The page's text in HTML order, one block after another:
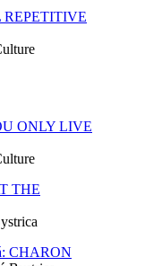
REPETITIVE
ONLY LIVE
THE
CHARON